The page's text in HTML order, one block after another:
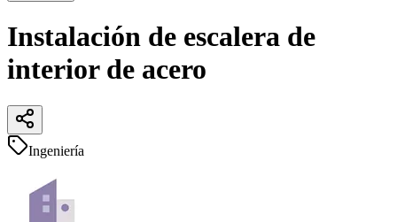
Instalación de escalera de
interior de acero
Ingeniería